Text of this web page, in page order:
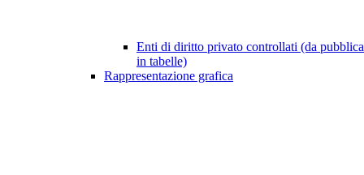
Enti di diritto privato controllati (da
in tabelle)
Rappresentazione grafica